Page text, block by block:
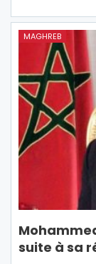
MAGHREB
suite à sa